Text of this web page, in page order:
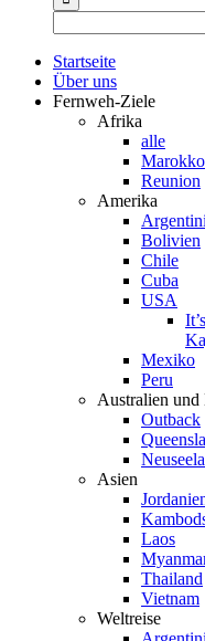
Startseite
Über uns
Fernweh-Ziele
Afrika
alle
Marokko
Reunion
Amerika
Bolivien
Chile
Cuba
USA
Mexiko
Peru
Australien und
Outback
Asien
Laos
Thailand
Vietnam
Weltreise